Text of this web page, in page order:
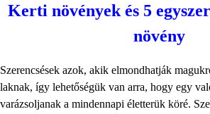
Kerti növények és 5
növény
Szerencsések azok, akik elmondhatják
laknak, így lehetőségük van arra, hogy egy
varázsoljanak a mindennapi életterük köré.